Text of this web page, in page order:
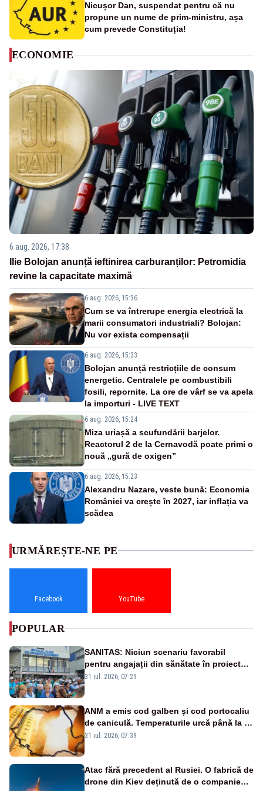
Nicușor Dan, suspendat pentru că nu
propune un nume de prim-ministru, așa
cum prevede Constituția!
ECONOMIE
6 aug. 2026, 17:38
Ilie Bolojan anunță ieftinirea carburanților: Petromidia
revine la capacitate maximă
6 aug. 2026, 15:36
Cum se va întrerupe energia electrică la
marii consumatori industriali? Bolojan:
Nu vor exista compensații
6 aug. 2026, 15:33
Bolojan anunță restricțiile de consum
energetic. Centralele pe combustibili
fosili, repornite. La ore de vârf se va apela
la importuri - LIVE TEXT
6 aug. 2026, 15:24
Miza uriașă a scufundării barjelor.
Reactorul 2 de la Cernavodă poate primi o
nouă „gură de oxigen”
6 aug. 2026, 15:23
Alexandru Nazare, veste bună: Economia
României va crește în 2027, iar inflația va
scădea
URMĂREȘTE-NE PE
Facebook YouTube
POPULAR
SANITAS: Niciun scenariu favorabil
pentru angajații din sănătate în proiectul
Legii salarizării
31 iul. 2026, 07:29
ANM a emis cod galben și cod portocaliu
de caniculă. Temperaturile urcă până la 38
de grade, iar nopțile devin tropicale
31 iul. 2026, 07:39
Atac fără precedent al Rusiei. O fabrică de
drone din Kiev deținută de o companie